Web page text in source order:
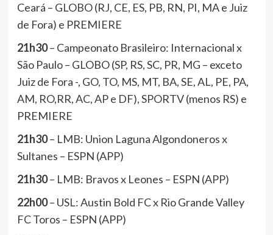
Ceará – GLOBO (RJ, CE, ES, PB, RN, PI, MA e Juiz
de Fora) e PREMIERE
21h30– Campeonato Brasileiro: Internacional x
São Paulo – GLOBO (SP, RS, SC, PR, MG – exceto
Juiz de Fora -, GO, TO, MS, MT, BA, SE, AL, PE, PA,
AM, RO,RR, AC, AP e DF), SPORTV (menos RS) e
PREMIERE
21h30– LMB: Union Laguna Algondoneros x
Sultanes – ESPN (APP)
21h30– LMB: Bravos x Leones – ESPN (APP)
22h00– USL: Austin Bold FC x Rio Grande Valley
FC Toros – ESPN (APP)